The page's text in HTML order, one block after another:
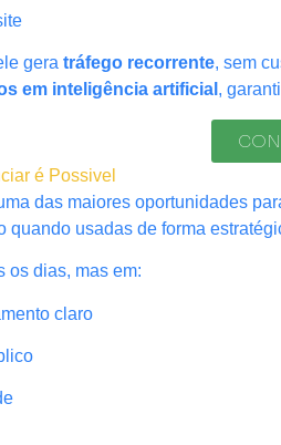
gera tráfego recorrente, sem
em inteligência artificial ,
é Possivel
das maiores oportunidades
quando usadas de forma
os dias, mas em:
claro